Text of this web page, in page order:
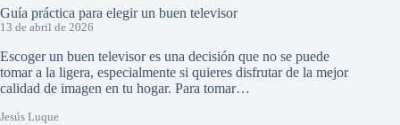
Guía práctica para elegir un buen televisor
13 de abril de 2026
Escoger un buen televisor es una decisión que no se puede
tomar a la ligera, especialmente si quieres disfrutar de la mejor
calidad de imagen en tu hogar. Para tomar…
Jesús Luque